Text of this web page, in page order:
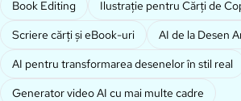
Book Editing
Ilustrație pentru Cărți de
Scriere cărți și eBook-uri
AI de la Desen
AI pentru transformarea desenelor în stil real
Generator video AI cu mai multe cadre